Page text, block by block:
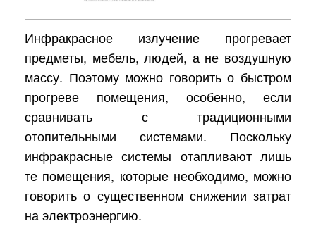
Инфракрасное излучение прогревает
предметы, мебель, людей, а не воздушную
массу. Поэтому можно говорить о быстром
прогреве помещения, особенно, если
сравнивать с традиционными
отопительными системами. Поскольку
инфракрасные системы отапливают лишь
те помещения, которые необходимо, можно
говорить о существенном снижении затрат
на электроэнергию.